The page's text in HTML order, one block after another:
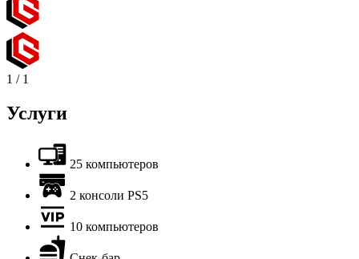
1 / 1
Услуги
25 компьютеров
2 консоли PS5
10 компьютеров